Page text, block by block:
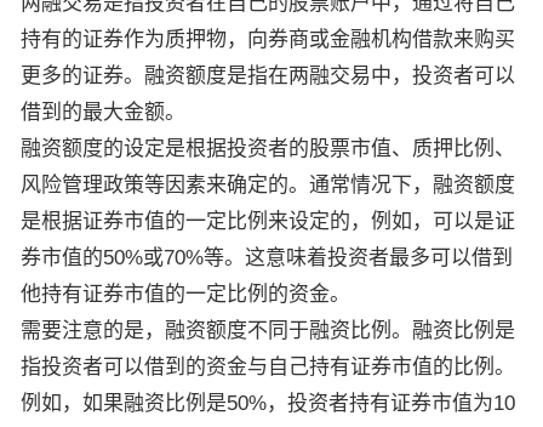
持有的证券作为质押物，向券商或金融机构借款来购买
更多的证券。融资额度是指在两融交易中，投资者可以
借到的最大金额。
融资额度的设定是根据投资者的股票市值、质押比例、
风险管理政策等因素来确定的。通常情况下，融资额度
是根据证券市值的一定比例来设定的，例如，可以是证
券市值的50%或70%等。这意味着投资者最多可以借到
他持有证券市值的一定比例的资金。
需要注意的是，融资额度不同于融资比例。融资比例是
指投资者可以借到的资金与自己持有证券市值的比例。
例如，如果融资比例是50%，投资者持有证券市值为10